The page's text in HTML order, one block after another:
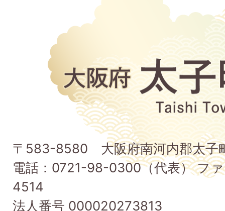
町
Taishi
Town
〒583-8580 大阪府南河内郡太子
電話：0721-98-0300（代表） フ
4514
法人番号 000020273813